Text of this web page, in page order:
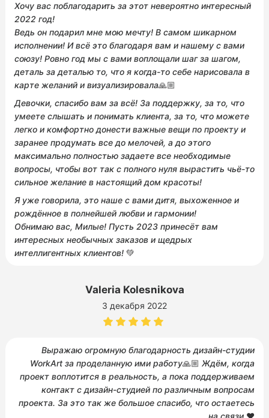
Хочу вас поблагодарить за этот невероятно интересный
2022 год!
Ведь он подарил мне мою мечту! В самом шикарном
исполнении! И всё это благодаря вам и нашему с вами
союзу! Ровно год мы с вами воплощали шаг за шагом,
деталь за деталью то, что я когда-то себе нарисовала в
карте желаний и визуализировала🙏🏼
Девочки, спасибо вам за всё! За поддержку, за то, что
умеете слышать и понимать клиента, за то, что можете
легко и комфортно донести важные вещи по проекту и
заранее продумать все до мелочей, а до этого
максимально полностью задаете все необходимые
вопросы, чтобы вот так с полного нуля вырастить чьё-то
сильное желание в настоящий дом красоты!
Я уже говорила, это наше с вами дитя, выхоженное и
рождённое в полнейшей любви и гармонии!
Обнимаю вас, Милые! Пусть 2023 принесёт вам
интересных необычных заказов и щедрых
интеллигентных клиентов! 💚
Valeria Kolesnikova
3 декабря 2022
Выражаю огромную благодарность дизайн-студии
WorkArt за проделанную ими работу🙏🏼 Ждём, когда
проект воплотится в реальность, а пока поддерживаем
контакт с дизайн-студией по различным вопросам
проекта. За это так же большое спасибо, что остаетесь
на связи ❤️